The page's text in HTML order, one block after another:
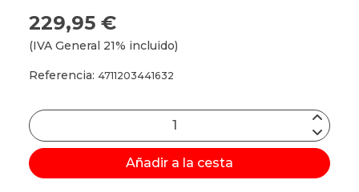
229,95 €
(IVA General 21% incluido)
Referencia: 4711203441632
Añadir a la cesta